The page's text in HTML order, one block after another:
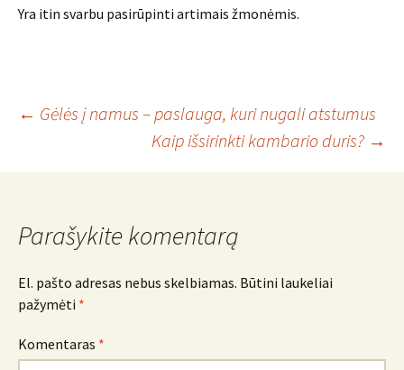
Yra itin svarbu pasirūpinti artimais žmonėmis.
Įrašo
navigacija
← Gėlės į namus – paslauga, kuri nugali atstumus
Kaip išsirinkti kambario duris? →
Parašykite komentarą
El. pašto adresas nebus skelbiamas. Būtini laukeliai
pažymėti *
Komentaras *